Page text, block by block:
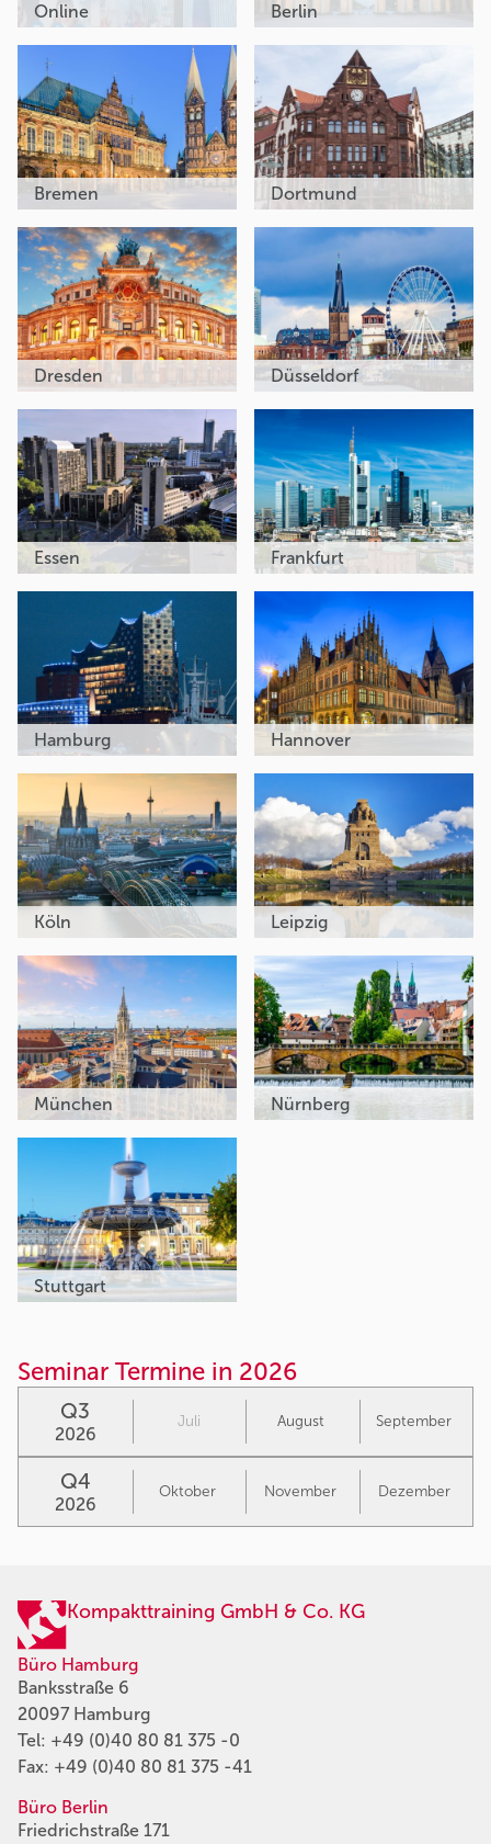
Online Berlin
Bremen Dortmund
Dresden Düsseldorf
Essen Frankfurt
Hamburg Hannover
Köln Leipzig
München Nürnberg
Stuttgart
Seminar Termine in 2026
Q3
2026
Juli August September
Q4
2026
Oktober November Dezember
Kompakttraining GmbH & Co. KG
Büro Hamburg
Banksstraße 6
20097 Hamburg
Tel: +49 (0)40 80 81 375 -0
Fax: +49 (0)40 80 81 375 -41
Büro Berlin
Friedrichstraße 171